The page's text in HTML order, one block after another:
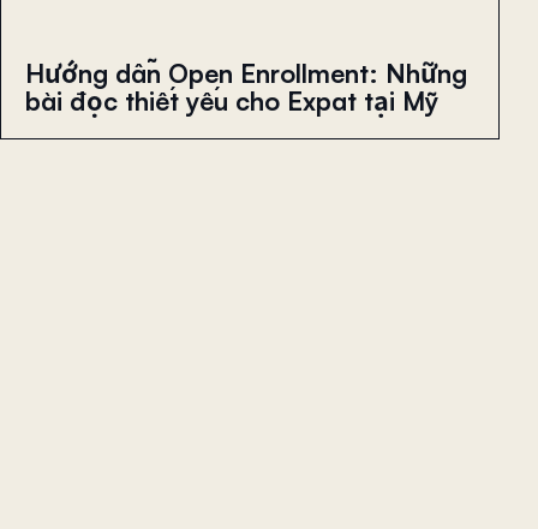
Hướng dẫn Open Enrollment: Những
bài đọc thiết yếu cho Expat tại Mỹ